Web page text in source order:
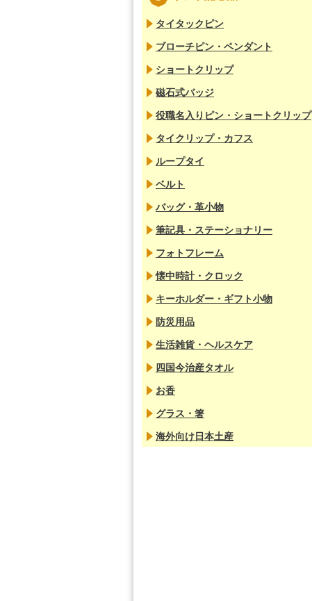
タイタックピン
ブローチピン・ペンダント
ショートクリップ
磁石式バッジ
役職名入りピン・ショートクリップ
タイクリップ・カフス
ループタイ
ベルト
バッグ・革小物
筆記具・ステーショナリー
フォトフレーム
懐中時計・クロック
キーホルダー・ギフト小物
防災用品
生活雑貨・ヘルスケア
四国今治産タオル
お香
グラス・箸
海外向け日本土産